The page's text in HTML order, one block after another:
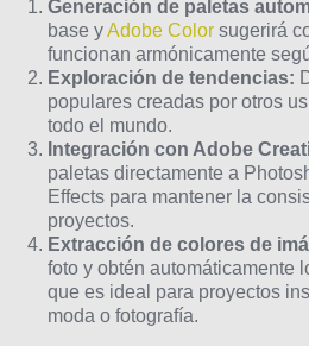
Generación de paletas
base yAdobe Color sugerirá
funcionan armónicamente
Exploración de tendencias:
populares creadas por otros
todo el mundo.
Integración con Adobe
paletas directamente a
Effects para mantener la
proyectos.
Extracción de colores de
foto y obtén automáticamente
que es ideal para proyectos
moda o fotografía.